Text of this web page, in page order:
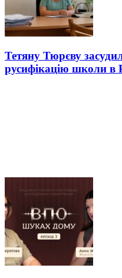
Тетяну Тюрєву
русифікацію школи в